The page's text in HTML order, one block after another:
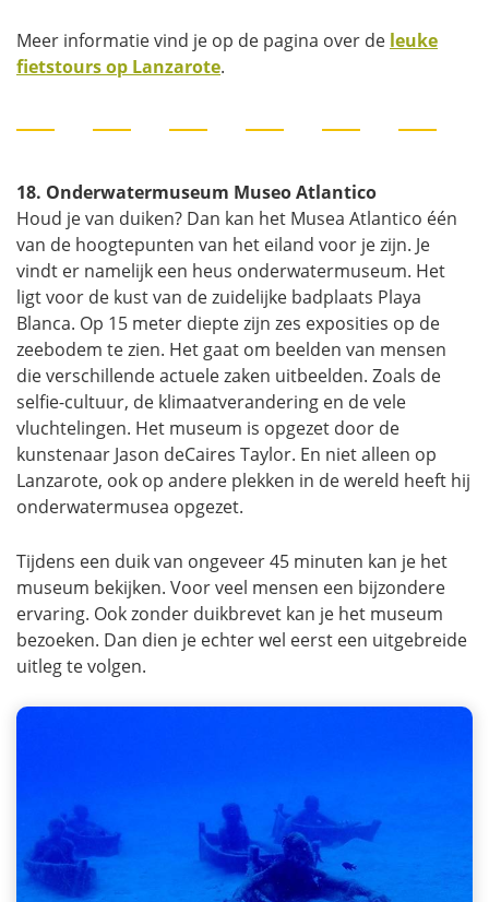
Meer informatie vind je op de pagina over de leuke
fietstours op Lanzarote.
18. Onderwatermuseum Museo Atlantico
Houd je van duiken? Dan kan het Musea Atlantico één
van de hoogtepunten van het eiland voor je zijn. Je
vindt er namelijk een heus onderwatermuseum. Het
ligt voor de kust van de zuidelijke badplaats Playa
Blanca. Op 15 meter diepte zijn zes exposities op de
zeebodem te zien. Het gaat om beelden van mensen
die verschillende actuele zaken uitbeelden. Zoals de
selfie-cultuur, de klimaatverandering en de vele
vluchtelingen. Het museum is opgezet door de
kunstenaar Jason deCaires Taylor. En niet alleen op
Lanzarote, ook op andere plekken in de wereld heeft hij
onderwatermusea opgezet.
Tijdens een duik van ongeveer 45 minuten kan je het
museum bekijken. Voor veel mensen een bijzondere
ervaring. Ook zonder duikbrevet kan je het museum
bezoeken. Dan dien je echter wel eerst een uitgebreide
uitleg te volgen.